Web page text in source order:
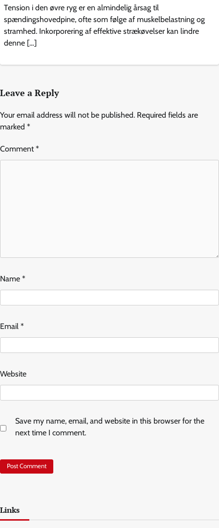
Tension i den øvre ryg er en almindelig årsag til
spændingshovedpine, ofte som følge af muskelbelastning og
stramhed. Inkorporering af effektive strækøvelser kan lindre
denne […]
Leave a Reply
Your email address will not be published. Required fields are
marked *
Comment*
Name *
Email *
Website
Save my name, email, and website in this browser for the
next time I comment.
Links